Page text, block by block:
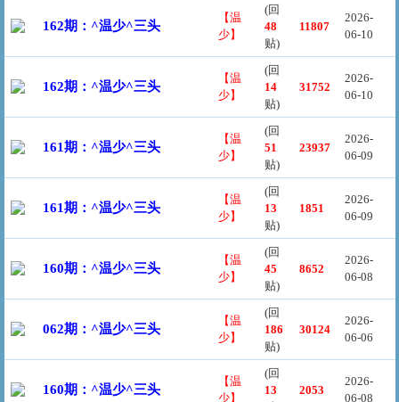
162期：^温少^三头
【温
少】
(回
48
贴)
11807
2026-
06-10
162期：^温少^三头
【温
少】
(回
14
贴)
31752
2026-
06-10
161期：^温少^三头
【温
少】
(回
51
贴)
23937
2026-
06-09
161期：^温少^三头
【温
少】
(回
13
贴)
1851
2026-
06-09
160期：^温少^三头
【温
少】
(回
45
贴)
8652
2026-
06-08
062期：^温少^三头
【温
少】
(回
186
贴)
30124
2026-
06-06
160期：^温少^三头
【温
少】
(回
13
2053
2026-
06-08